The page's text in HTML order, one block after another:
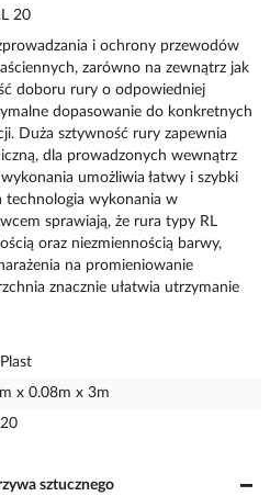
20
i ochrony przewodów
zarówno na zewnątrz jak
doboru rury o odpowiedniej
dopasowanie do konkretnych
Duża sztywność rury zapewnia
dla prowadzonych wewnątrz
umożliwia łatwy i szybki
technologia wykonania w
sprawiają, że rura typy RL
oraz niezmiennością barwy,
na promieniowanie
znacznie ułatwia utrzymanie
x 0.08m x 3m
sztucznego